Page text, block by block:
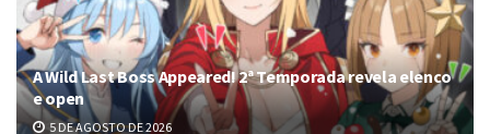
A Wild Last Boss Appeared! 2ª Temporada revela elenco
e open
5 DE AGOSTO DE 2026